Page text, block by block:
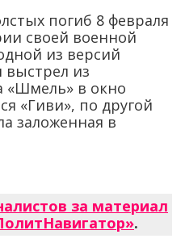
погиб 8 февраля
своей военной
из версий
выстрел из
«Шмель» в окно
«Гиви», по другой
заложенная в
за материал
.